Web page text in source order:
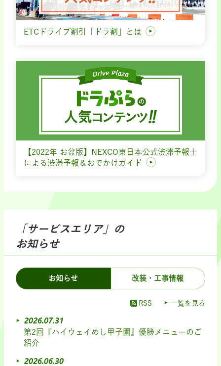
ETCドライブ割引「ドラ割」とは
【2022年 お盆版】NEXCO東日本公式渋滞予報士
による渋滞予報＆おでかけガイド
「サービスエリア」の
お知らせ
お知らせ 改装・工事情報
RSS 一覧を見る
2026.07.31
第2回『ハイウェイめし甲子園』優勝メニューのご
紹介
2026.06.30